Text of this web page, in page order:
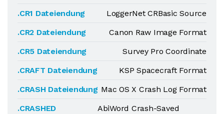
.CR1 Dateiendung
LoggerNet CRBasic Source
.CR2 Dateiendung
Canon Raw Image Format
.CR5 Dateiendung
Survey Pro Coordinate
.CRAFT Dateiendung
KSP Spacecraft Format
.CRASH Dateiendung Mac OS X Crash Log Format
.CRASHED
AbiWord Crash-Saved